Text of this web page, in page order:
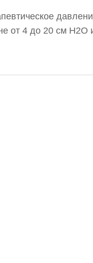
от 4 до 20 см H2O
Respicare
режимов CPAP и S.